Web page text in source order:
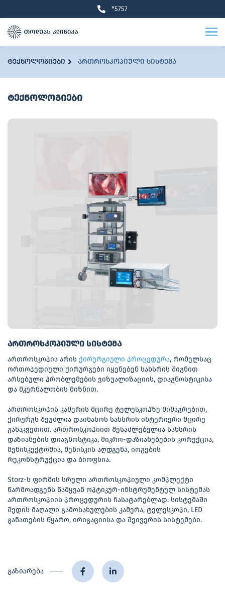
*5757
ტექნოლოგიები ართროსკოპიული სისტემა
ტექნოლოგიები
ართროსკოპიული სისტემა
ართროსკოპია არის ქირურგიული პროცედურა, რომელსაც
ორთოპედიული ქირურგები იყენებენ სახსრის შიგნით
არსებული პრობლემების ვიზუალიზაციის, დიაგნოსტიკისა
და მკურნალობის მიზნით.
ართროსკოპის კამერის მცირე ტელესკოპზე მიმაგრებით,
ქირურგს შეუძლია დაინახოს სახსრის ინტერიერი მცირე
განაკვეთით. ართროსკოპიით შესაძლებელია სახსრის
დაზიანების დიაგნოსტიკა, მიკრო-დაზიანებების კორექცია,
მენისკექტომია, მენისკის აღდგენა, იოგების
რეკონსტრუქცია და ბიოფსია.
Storz-ს ფირმის სრული ართროსკოპიული კომპლექტი
წარმოადგენს წამყვან ოპტიკურ-ინსტრუმენტულ სისტემას
ართროსკოპიის პროცედურის ჩასატარებლად. სისტემაში
შედის მაღალი გამოსახულების კამერა, ტელესკოპი, LED
განათების წყარო, ირიგაციისა და შეივერის სისტემები.
გაზიარება